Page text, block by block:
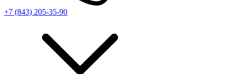
+7 (843) 205-35-90